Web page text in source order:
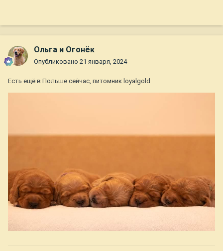
Ольга и Огонёк
Опубликовано 21 января, 2024
Есть ещё в Польше сейчас, питомник loyalgold